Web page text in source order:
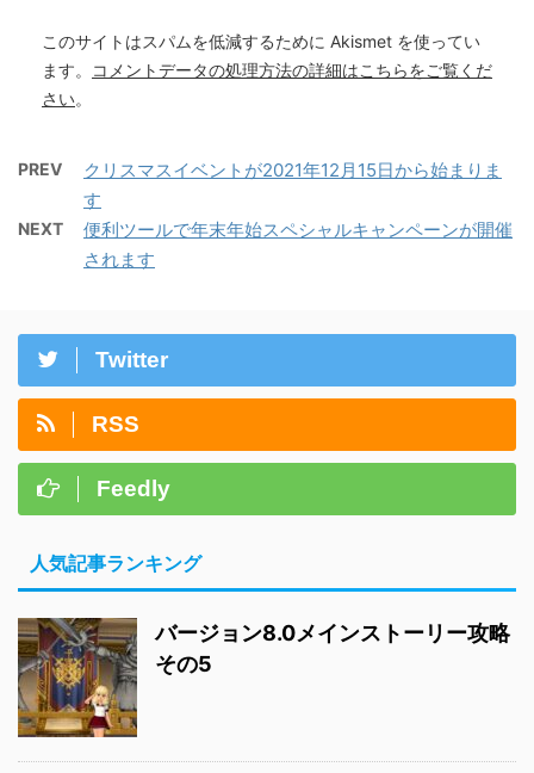
このサイトはスパムを低減するために Akismet を使ってい
ます。
コメントデータの処理方法の詳細はこちらをご覧くだ
さい。
PREV
クリスマスイベントが2021年12月15日から始まりま
す
NEXT
便利ツールで年末年始スペシャルキャンペーンが開催
されます
Twitter
RSS
Feedly
人気記事ランキング
バージョン8.0メインストーリー攻略
その5